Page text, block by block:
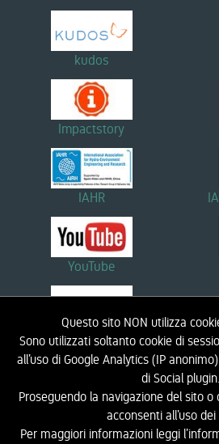
Questo sito NON utilizza
Sono utilizzati soltanto cookie di
all’uso di Google Analytics (IP
di Social plugin.
Proseguendo la navigazione del sito
acconsenti all’uso
Per maggiori informazioni leggi
kudos
Impactstory
IAHR
YouTube
Linkedin
HOME BIOGRAFIA RICERCA DIDATTICA
LIC - LABORATORIO DI INGEGNERIA